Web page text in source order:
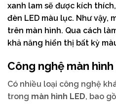
xanh lam sẽ được kích
đèn LED màu lục. Như vậy,
trên màn hình. Qua cách
khả năng hiển thị bất kỳ
Công nghệ màn hình
Có nhiều loại công nghệ
trong màn hình LED, bao